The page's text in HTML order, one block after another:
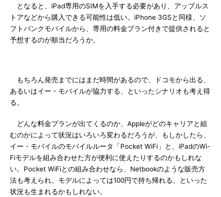
となると、iPad専用のSIMを入手する必要があり、アップルス
トアなどから購入できる可能性は低い。iPhone 3GSと同様、ソ
フトバンクモバイルから、専用の料金プラン付きで提供されると
予想するのが順当だろうか。
もちろん発売までにはまだ時間があるので、ドコモから出る、
あるいはイー・モバイルが協力する、といったシナリオも考え得
る。
どんな料金プランが出てくるのか、Appleがどのキャリアと組
むのかによって状況はいろいろ変わるだろうが、もしかしたら、
イー・モバイルのモバイルルータ「Pocket WiFi」と、iPadのWi-
Fiモデルを組み合わせた方が便利に使えたりするのかもしれな
い。Pocket WiFiとの組み合わせなら、Netbookのような販売方
法も考えられ、モデルによっては100円で持ち帰れる、といった
状況も生まれるかもしれない。